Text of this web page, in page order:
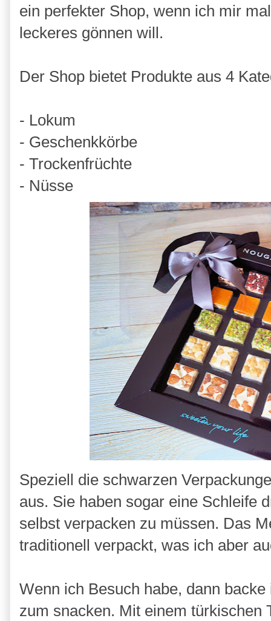
ein perfekter Shop, wenn ich mir
leckeres gönnen will.
Der Shop bietet Produkte aus 4
- Lokum
- Geschenkkörbe
- Trockenfrüchte
- Nüsse
Speziell die schwarzen
aus. Sie haben sogar eine Schleife
selbst verpacken zu müssen. Das
traditionell verpackt, was ich aber
Wenn ich Besuch habe, dann
zum snacken. Mit einem türkischen